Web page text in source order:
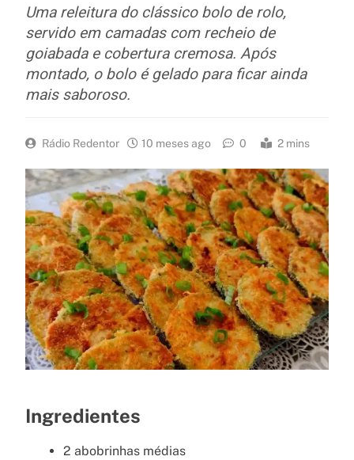
Uma releitura do clássico bolo de rolo,
servido em camadas com recheio de
goiabada e cobertura cremosa. Após
montado, o bolo é gelado para ficar ainda
mais saboroso.
Rádio Redentor 10 meses ago 0 2 mins
Ingredientes
2 abobrinhas médias